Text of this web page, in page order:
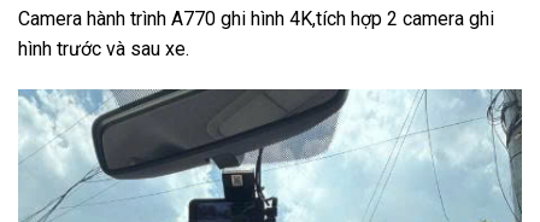
Camera hành trình A770 ghi hình 4K,tích hợp 2 camera ghi
hình trước và sau xe.